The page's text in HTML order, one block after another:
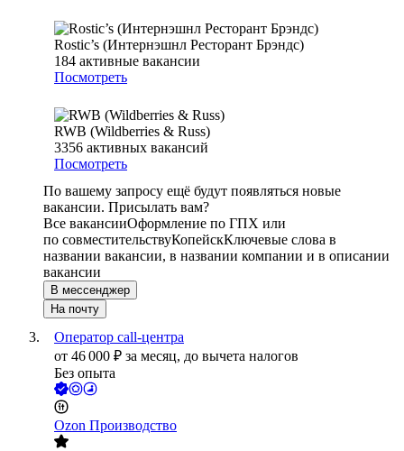
Rostic’s (Интернэшнл Ресторант Брэндс)
184 активные вакансии
Посмотреть
RWB (Wildberries & Russ)
3356 активных вакансий
Посмотреть
По вашему запросу ещё будут появляться новые
вакансии. Присылать вам?
Все вакансииОформление по ГПХ или
по совместительствуКопейскКлючевые слова в
названии вакансии, в названии компании и в описании
вакансии
В мессенджер
На почту
Оператор call-центра
от 46 000 ₽ за месяц, до вычета налогов
Без опыта
Ozon Производство